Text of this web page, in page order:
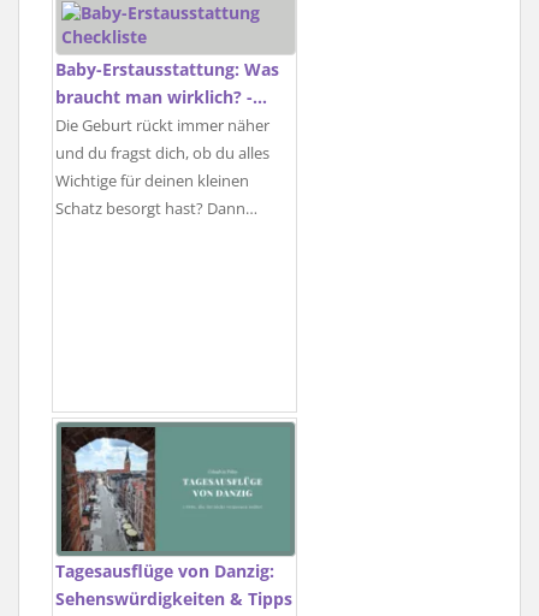
Baby-Erstausstattung: Was
braucht man wirklich? -…
Die Geburt rückt immer näher
und du fragst dich, ob du alles
Wichtige für deinen kleinen
Schatz besorgt hast? Dann…
Tagesausflüge von Danzig:
Sehenswürdigkeiten & Tipps